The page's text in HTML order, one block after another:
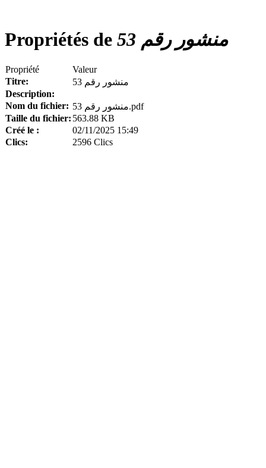
Propriétés de منشور رقم 53
Propriété
Valeur
Titre:
منشور رقم 53
Description:
Nom du fichier:
منشور رقم 53.pdf
Taille du fichier: 563.88 KB
Créé le :
02/11/2025 15:49
Clics:
2596 Clics